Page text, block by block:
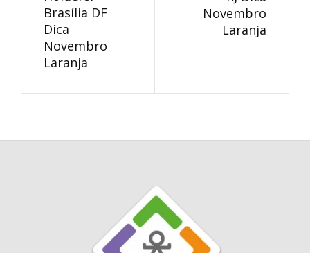
Brasília DF
Dica
Novembro
Laranja
Novembro
Laranja